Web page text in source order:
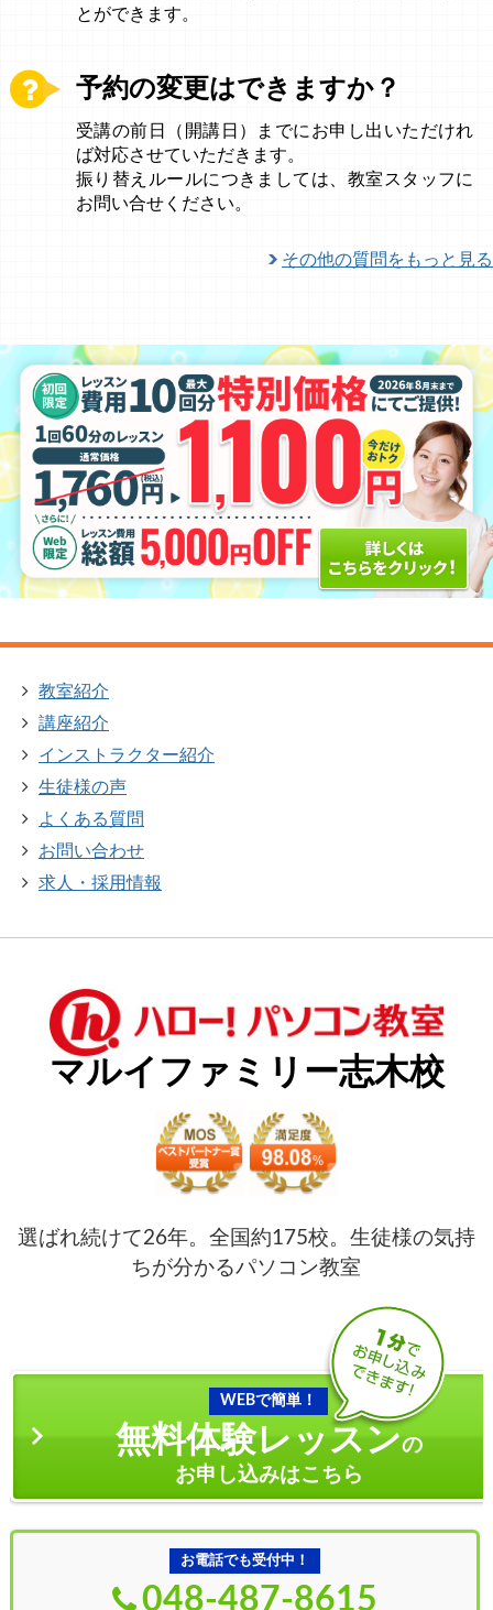
とができます。
予約の変更はできますか？
受講の前日（開講日）までにお申し出いただけれ
ば対応させていただきます。
振り替えルールにつきましては、教室スタッフに
お問い合せください。
その他の質問をもっと見る
教室紹介
講座紹介
インストラクター紹介
生徒様の声
よくある質問
お問い合わせ
求人・採用情報
マルイファミリー志木校
選ばれ続けて26年。全国約175校。生徒様の気持
ちが分かるパソコン教室
WEBで簡単！
無料体験レッスンの
お申し込みはこちら
お電話でも受付中！
048-487-8615